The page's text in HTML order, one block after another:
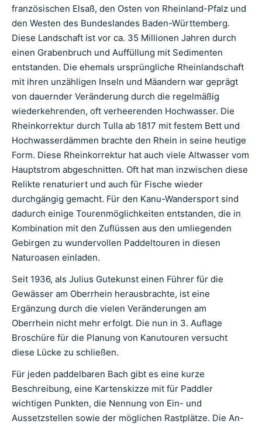
französischen Elsaß, den Osten von Rheinland-Pfalz und
den Westen des Bundeslandes Baden-Württemberg.
Diese Landschaft ist vor ca. 35 Millionen Jahren durch
einen Grabenbruch und Auffüllung mit Sedimenten
entstanden. Die ehemals ursprüngliche Rheinlandschaft
mit ihren unzähligen Inseln und Mäandern war geprägt
von dauernder Veränderung durch die regelmäßig
wiederkehrenden, oft verheerenden Hochwasser. Die
Rheinkorrektur durch Tulla ab 1817 mit festem Bett und
Hochwasserdämmen brachte den Rhein in seine heutige
Form. Diese Rheinkorrektur hat auch viele Altwasser vom
Hauptstrom abgeschnitten. Oft hat man inzwischen diese
Relikte renaturiert und auch für Fische wieder
durchgängig gemacht. Für den Kanu-Wandersport sind
dadurch einige Tourenmöglichkeiten entstanden, die in
Kombination mit den Zuflüssen aus den umliegenden
Gebirgen zu wundervollen Paddeltouren in diesen
Naturoasen einladen.
Seit 1936, als Julius Gutekunst einen Führer für die
Gewässer am Oberrhein herausbrachte, ist eine
Ergänzung durch die vielen Veränderungen am
Oberrhein nicht mehr erfolgt. Die nun in 3. Auflage
Broschüre für die Planung von Kanutouren versucht
diese Lücke zu schließen.
Für jeden paddelbaren Bach gibt es eine kurze
Beschreibung, eine Kartenskizze mit für Paddler
wichtigen Punkten, die Nennung von Ein- und
Aussetzstellen sowie der möglichen Rastplätze. Die An-